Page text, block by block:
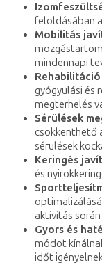
feloldásában
Mobilitás
mindennapi
gyógyulási és
megterhelés
Sérülések
csökkenthető
sérülések
Keringés
és
aktivitás során
Gyors és
módot
időt